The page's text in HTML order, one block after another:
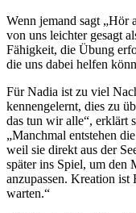
Wenn jemand sagt „Hör
von uns leichter gesagt
Fähigkeit, die Übung
die uns dabei helfen
Für Nadia ist zu viel
kennengelernt, dies zu
das tun wir alle“, erklärt
„Manchmal entstehen
weil sie direkt aus der
später ins Spiel, um den
anzupassen. Kreation ist
warten.“